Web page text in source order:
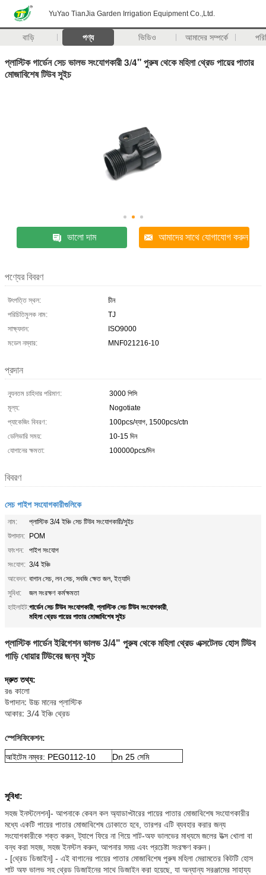
YuYao TianJia Garden Irrigation Equipment Co.,Ltd.
বাড়ি পণ্য ভিডিও আমাদের সম্পর্কে
প্লাস্টিক গার্ডেন সেচ ভালভ সংযোগকারী 3/4" পুরুষ থেকে মহিলা থ্রেড পায়ের পাতার
মোজাবিশেষ টিউব সুইচ
ভালো দাম আমাদের সাথে যোগাযোগ করুন
পণ্যের বিবরণ
উৎপত্তি স্থল:
চীন
পরিচিতিমুলক নাম:
TJ
সাক্ষ্যদান:
ISO9000
মডেল নম্বার:
MNF021216-10
প্রদান
ন্যূনতম চাহিদার পরিমাণ:
3000 পিসি
মূল্য:
Nogotiate
প্যাকেজিং বিবরণ:
100pcs/ব্যাগ, 1500pcs/ctn
ডেলিভারি সময়:
10-15 দিন
যোগানের ক্ষমতা:
100000pcs/দিন
বিবরণ
সেচ পাইপ সংযোগকারীগুলিকে
নাম:
প্লাস্টিক 3/4 ইঞ্চি সেচ টিউব সংযোগকারী/সুইচ
উপাদান: POM
ফাংশন:
পাইপ সংযোগ
সংযোগ: 3/4 ইঞ্চি
আবেদন: বাগান সেচ, লন সেচ, সবজি ক্ষেত জল, ইত্যাদি
সুবিধা:
জল সংরক্ষণ কর্মক্ষমতা
হাইলাইট:গার্ডেন সেচ টিউব সংযোগকারী, প্লাস্টিক সেচ টিউব সংযোগকারী,
মহিলা থ্রেড পায়ের পাতার মোজাবিশেষ সুইচ
প্লাস্টিক গার্ডেন ইরিগেশন ভালভ 3/4" পুরুষ থেকে মহিলা থ্রেড এক্সটেনড হোস টিউব
গাড়ি ধোয়ার টিউবের জন্য সুইচ
দ্রুত তথ্য:
রঙ কালো
উপাদান: উচ্চ মানের প্লাস্টিক
আকার: 3/4 ইঞ্চি থ্রেড
স্পেসিফিকেশন:
আইটেম নম্বর: PEG0112-10
Dn 25 সেমি
সুবিধা:
সহজ ইনস্টলেশন]- আপনাকে কেবল কল অ্যাডাপ্টারের পায়ের পাতার মোজাবিশেষ সংযোগকারীর
মধ্যে একটি পায়ের পাতার মোজাবিশেষ ঢোকাতে হবে, তারপর এটি ব্যবহার করার জন্য
সংযোগকারীকে শক্ত করুন, ট্যাপে ফিরে না গিয়ে শাট-অফ ভালভের মাধ্যমে জলের উত্স খোলা বা
বন্ধ করা সহজ, সহজ ইনস্টল করুন, আপনার সময় এবং প্রচেষ্টা সংরক্ষণ করুন।
- [থ্রেড ডিজাইন] - এই বাগানের পায়ের পাতার মোজাবিশেষ পুরুষ মহিলা মেরামতের কিটটি হোস
শাট অফ ভালভ সহ থ্রেড ডিজাইনের সাথে ডিজাইন করা হয়েছে, যা অন্যান্য সরঞ্জামের সাহায্য